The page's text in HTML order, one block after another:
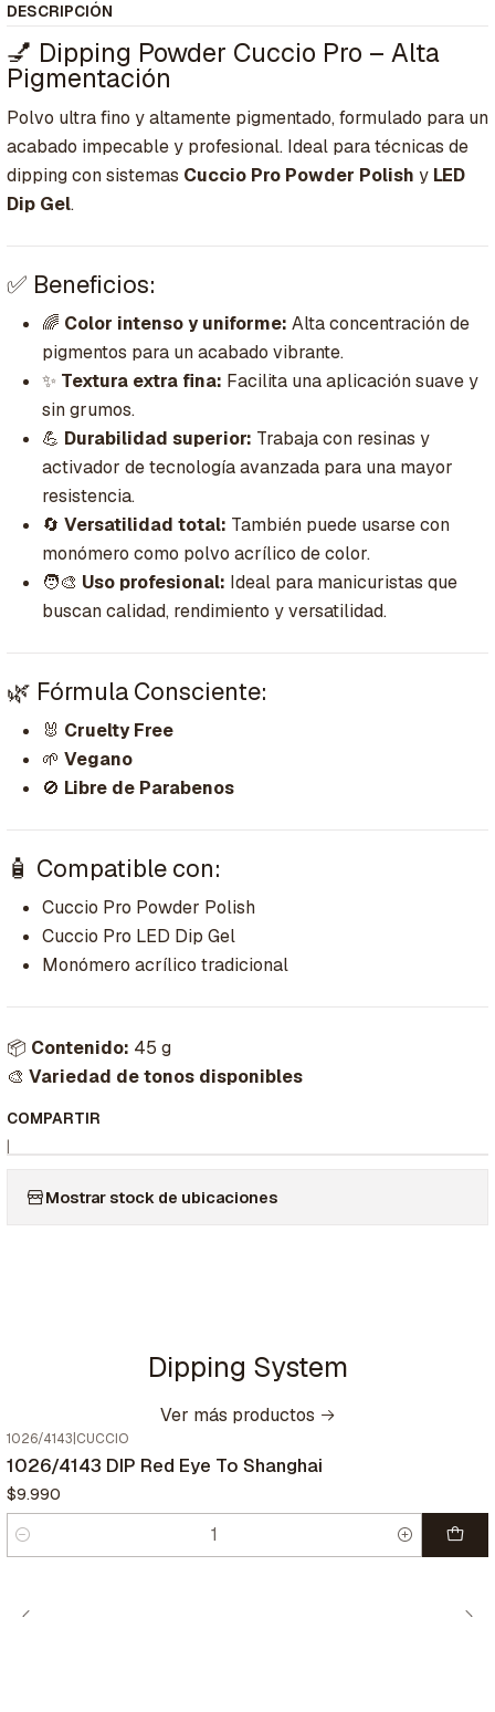
DESCRIPCIÓN
💅 Dipping Powder Cuccio Pro – Alta
Pigmentación
Polvo ultra fino y altamente pigmentado, formulado para un
acabado impecable y profesional. Ideal para técnicas de
dipping con sistemas Cuccio Pro Powder Polish y LED
Dip Gel.
✅ Beneficios:
🌈 Color intenso y uniforme: Alta concentración de
pigmentos para un acabado vibrante.
✨ Textura extra fina: Facilita una aplicación suave y
sin grumos.
💪 Durabilidad superior: Trabaja con resinas y
activador de tecnología avanzada para una mayor
resistencia.
🔄 Versatilidad total: También puede usarse con
monómero como polvo acrílico de color.
🧑‍🎨 Uso profesional: Ideal para manicuristas que
buscan calidad, rendimiento y versatilidad.
🌿 Fórmula Consciente:
🐰 Cruelty Free
🌱 Vegano
🚫 Libre de Parabenos
🧴 Compatible con:
Cuccio Pro Powder Polish
Cuccio Pro LED Dip Gel
Monómero acrílico tradicional
📦 Contenido: 45 g
🎨 Variedad de tonos disponibles
COMPARTIR
|
Mostrar stock de ubicaciones
Dipping System
Ver más productos
1026/4143 CUCCIO
1026/4143 DIP Red Eye To Shanghai
$9.990
Cantidad